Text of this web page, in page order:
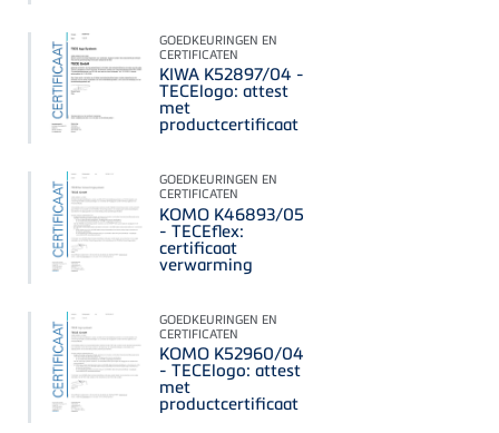
GOEDKEURINGEN EN
CERTIFICATEN
KIWA K52897/04 -
TECElogo: attest
met
productcertificaat
GOEDKEURINGEN EN
CERTIFICATEN
KOMO K46893/05
- TECEflex:
certificaat
verwarming
GOEDKEURINGEN EN
CERTIFICATEN
KOMO K52960/04
- TECElogo: attest
met
productcertificaat